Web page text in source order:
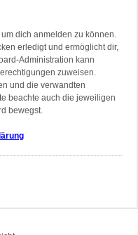
dich anmelden zu können.
erledigt und ermöglicht dir,
Administration kann
zuweisen.
und die verwandten
beachte auch die jeweiligen
bewegst.